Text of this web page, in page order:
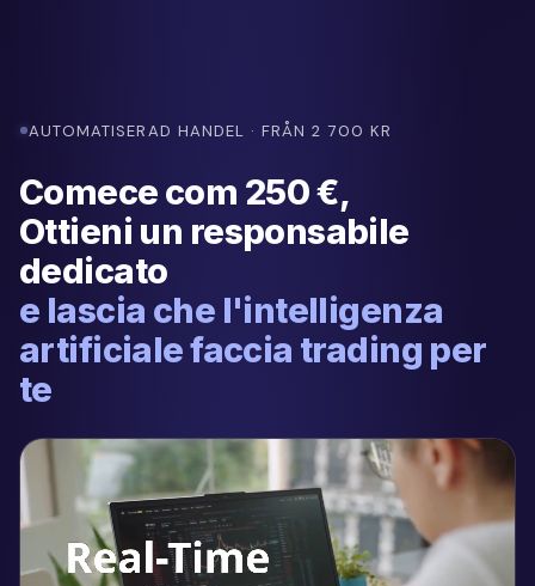
AUTOMATISERAD HANDEL · FRÅN 2 700 KR
Comece com 250 €,
Ottieni un responsabile
dedicato
e lascia che l'intelligenza
artificiale faccia trading per
te